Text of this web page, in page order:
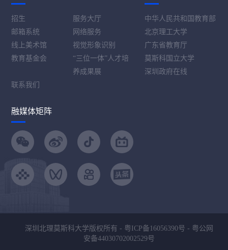
招生
服务大厅
邮箱系统
网络服务
线上美术馆
视觉形象识别
教育基金会
“三位一体”人才培
养成果展
联系我们
中华人民共和国教育部
北京理工大学
广东省教育厅
莫斯科国立大学
深圳政府在线
融媒体矩阵
深圳北理莫斯科大学版权所有 - 粤ICP备16056390号 - 粤公网
安备44030702002529号